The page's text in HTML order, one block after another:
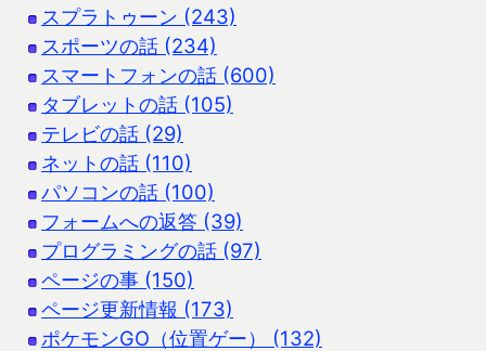
スプラトゥーン (243)
スポーツの話 (234)
スマートフォンの話 (600)
タブレットの話 (105)
テレビの話 (29)
ネットの話 (110)
パソコンの話 (100)
フォームへの返答 (39)
プログラミングの話 (97)
ページの事 (150)
ページ更新情報 (173)
ポケモンGO（位置ゲー） (132)